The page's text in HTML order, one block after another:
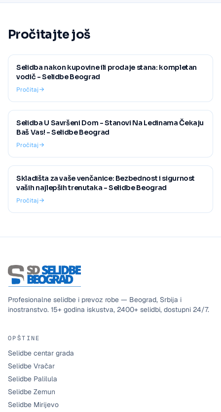
Pročitajte još
Selidba nakon kupovine ili prodaje stana: kompletan
vodič - Selidbe Beograd
Pročitaj
Selidba U Savršeni Dom - Stanovi Na Ledinama Čekaju
Baš Vas! - Selidbe Beograd
Pročitaj
Skladišta za vaše venčanice: Bezbednost i sigurnost
vaših najlepših trenutaka - Selidbe Beograd
Pročitaj
Profesionalne selidbe i prevoz robe — Beograd, Srbija i
inostranstvo. 15+ godina iskustva, 2400+ selidbi, dostupni 24/7.
OPŠTINE
Selidbe centar grada
Selidbe Vračar
Selidbe Palilula
Selidbe Zemun
Selidbe Mirijevo